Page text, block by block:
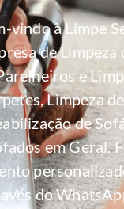
vindo à Limpe
de Limpeza
e
Limpeza de
de
em Geral.
do